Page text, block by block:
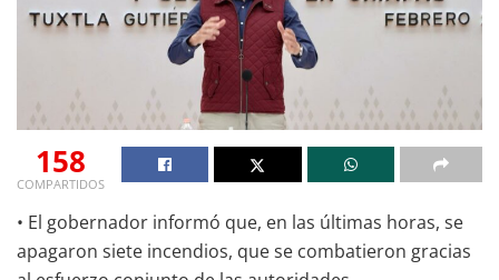
158
COMPARTIDOS
• El gobernador informó que, en las últimas horas, se
apagaron siete incendios, que se combatieron gracias